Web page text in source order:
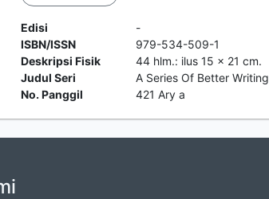
Edisi
-
ISBN/ISSN
979-534-509-1
Deskripsi Fisik
44 hlm.: ilus 15 x 21 cm.
Judul Seri
A Series Of Better Writing
No. Panggil
421 Ary a